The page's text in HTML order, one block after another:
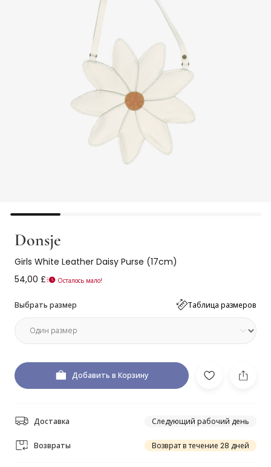
Donsje
Girls White Leather Daisy Purse (17cm)
54,00 £
Осталось мало!
Выбрать размер Таблица размеров
Добавить в Корзину
Доставка Следующий рабочий день
Возвраты Возврат в течение 28 дней